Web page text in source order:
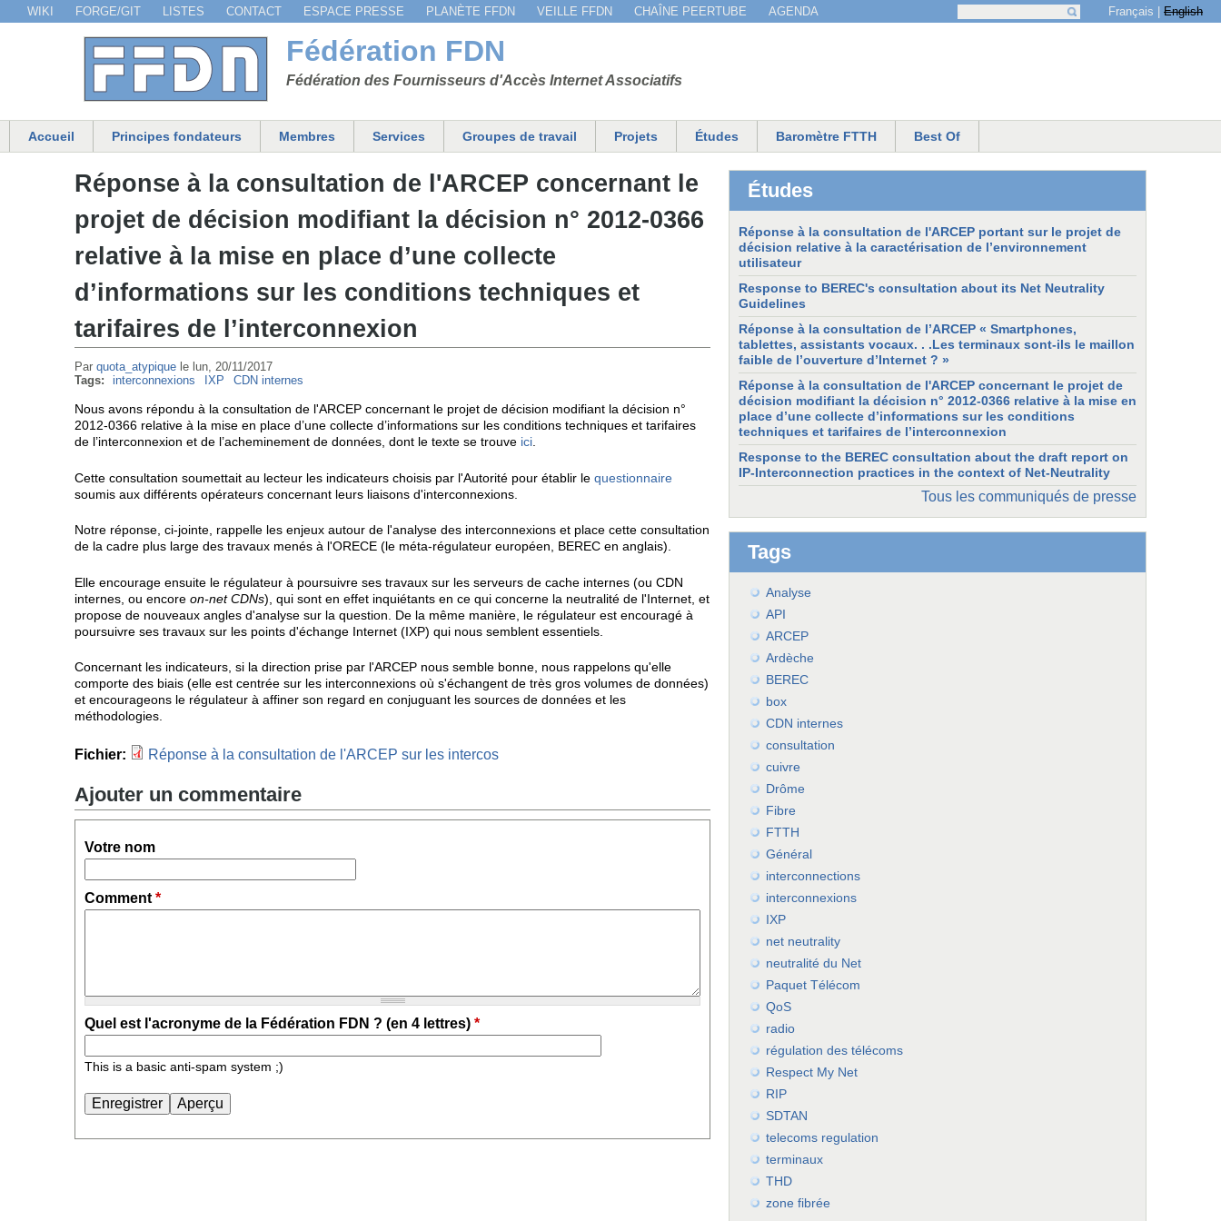
Jump to navigation
Fédération FDN
Fédération des Fournisseurs d'Accès Internet Associatifs
Menu secondaire
WIKI FORGE/GIT LISTES CONTACT ESPACE PRESSE PLANÈTE FFDN VEILLE FFDN CHAÎNE PEERTUBE AGENDA
Formulaire de recherche
Français English
Menu principal
Accueil Principes fondateurs Membres Services Groupes de travail Projets Études Baromètre FTTH Best Of
Réponse à la consultation de l'ARCEP concernant le
projet de décision modifiant la décision n° 2012-0366
relative à la mise en place d’une collecte
d’informations sur les conditions techniques et
tarifaires de l’interconnexion
Par quota_atypique le lun, 20/11/2017
Tags:
interconnexions IXP CDN internes
Nous avons répondu à la consultation de l'ARCEP concernant le projet de décision modifiant la décision n°
2012-0366 relative à la mise en place d’une collecte d’informations sur les conditions techniques et tarifaires
de l’interconnexion et de l’acheminement de données, dont le texte se trouve ici
Cette consultation soumettait au lecteur les indicateurs choisis par l'Autorité pour établir le questionnaire
soumis aux différents opérateurs concernant leurs liaisons d'interconnexions.
Notre réponse, ci-jointe, rappelle les enjeux autour de l'analyse des interconnexions et place cette consultation
de la cadre plus large des travaux menés à l'ORECE (le méta-régulateur européen, BEREC en anglais).
Elle encourage ensuite le régulateur à poursuivre ses travaux sur les serveurs de cache internes (ou CDN
internes, ou encore on-net CDNs), qui sont en effet inquiétants en ce qui concerne la neutralité de l'Internet, et
propose de nouveaux angles d'analyse sur la question. De la même manière, le régulateur est encouragé à
poursuivre ses travaux sur les points d'échange Internet (IXP) qui nous semblent essentiels.
Concernant les indicateurs, si la direction prise par l'ARCEP nous semble bonne, nous rappelons qu'elle
comporte des biais (elle est centrée sur les interconnexions où s'échangent de très gros volumes de données)
et encourageons le régulateur à affiner son regard en conjuguant les sources de données et les
méthodologies.
Fichier: Réponse à la consultation de l'ARCEP sur les intercos
Ajouter un commentaire
Votre nom
Comment *
Quel est l'acronyme de la Fédération FDN ? (en 4 lettres) *
This is a basic anti-spam system ;)
Études
Réponse à la consultation de l'ARCEP portant sur le projet de
décision relative à la caractérisation de l’environnement
utilisateur
Response to BEREC's consultation about its Net Neutrality
Guidelines
Réponse à la consultation de l’ARCEP « Smartphones,
tablettes, assistants vocaux. . .Les terminaux sont-ils le maillon
faible de l’ouverture d’Internet ? »
Réponse à la consultation de l'ARCEP concernant le projet de
décision modifiant la décision n° 2012-0366 relative à la mise en
place d’une collecte d’informations sur les conditions
techniques et tarifaires de l’interconnexion
Response to the BEREC consultation about the draft report on
IP-Interconnection practices in the context of Net-Neutrality
Tous les communiqués de presse
Tags
Analyse
API
ARCEP
Ardèche
BEREC
box
CDN internes
consultation
cuivre
Drôme
Fibre
FTTH
Général
interconnections
interconnexions
IXP
net neutrality
neutralité du Net
Paquet Télécom
QoS
radio
régulation des télécoms
Respect My Net
RIP
SDTAN
telecoms regulation
terminaux
THD
zone fibrée